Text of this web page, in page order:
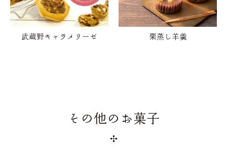
武蔵野キャラメリーゼ 栗蒸し羊羹
その他のお菓子